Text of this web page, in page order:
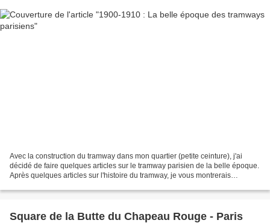
Avec la construction du tramway dans mon quartier (petite ceinture), j'ai
décidé de faire quelques articles sur le tramway parisien de la belle époque.
Après quelques articles sur l'histoire du tramway, je vous montrerais
Square de la Butte du Chapeau Rouge - Paris